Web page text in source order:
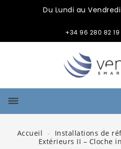
Du Lundi au
+34 96 280 82 19
dehaze
Accueil Installations de
Extérieurs II – Cloche